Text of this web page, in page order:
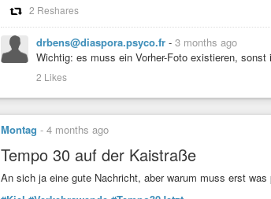
2 Reshares
drbens@diaspora.psyco.fr - 3 months ago
Wichtig: es muss ein Vorher-Foto existieren,
2 Likes
Montag - 4 months ago
Tempo 30 auf der Kaistraße
An sich ja eine gute Nachricht, aber warum muss erst